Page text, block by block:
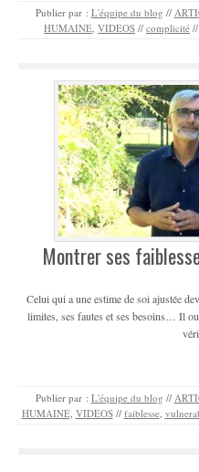
Publier par : L'équipe du blog //
HUMAINE VIDEOS // complicité //
Montrer ses
Celui qui a une estime de soi ajustée
limites, ses fautes et ses besoins… Il
Publier par : L'équipe du blog //
HUMAINE, VIDEOS // faiblesse,